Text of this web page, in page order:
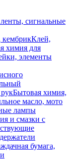
сигнальные
кембрикКлей,
химия для
элементы
Бытовая химия,
масло, мото
лампы
и смазки с
бумага,